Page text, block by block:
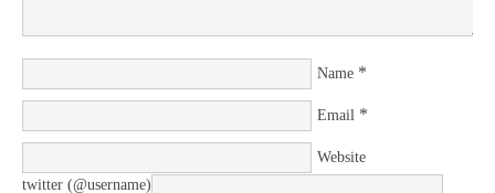
Name *
Email *
Website
twitter (@username)